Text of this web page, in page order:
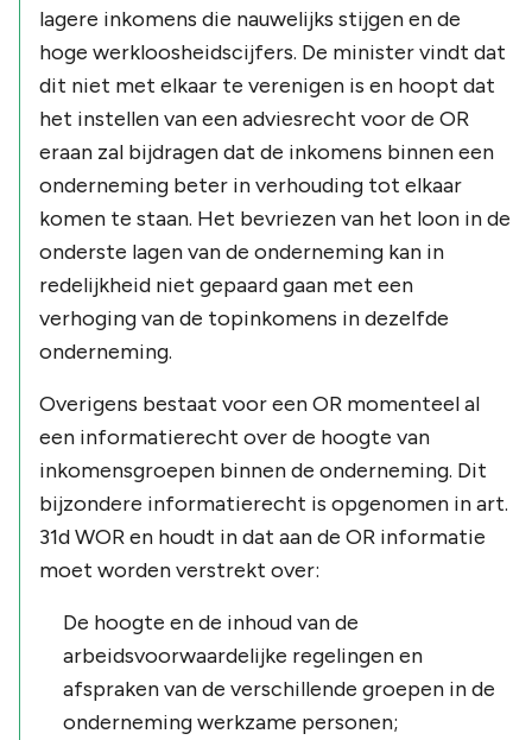
lagere inkomens die nauwelijks stijgen en de
hoge werkloosheidscijfers. De minister vindt dat
dit niet met elkaar te verenigen is en hoopt dat
het instellen van een adviesrecht voor de OR
eraan zal bijdragen dat de inkomens binnen een
onderneming beter in verhouding tot elkaar
komen te staan. Het bevriezen van het loon in de
onderste lagen van de onderneming kan in
redelijkheid niet gepaard gaan met een
verhoging van de topinkomens in dezelfde
onderneming.
Overigens bestaat voor een OR momenteel al
een informatierecht over de hoogte van
inkomensgroepen binnen de onderneming. Dit
bijzondere informatierecht is opgenomen in art.
31d WOR en houdt in dat aan de OR informatie
moet worden verstrekt over:
De hoogte en de inhoud van de
arbeidsvoorwaardelijke regelingen en
afspraken van de verschillende groepen in de
onderneming werkzame personen;